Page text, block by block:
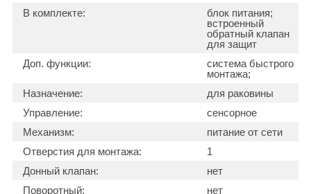
В комплекте:
блок питания;
встроенный
обратный клапан
для защит
Доп. функции:
система быстрого
монтажа;
Назначение:
для раковины
Управление:
сенсорное
Механизм:
питание от сети
Отверстия для монтажа:
1
Донный клапан:
нет
Поворотный:
нет